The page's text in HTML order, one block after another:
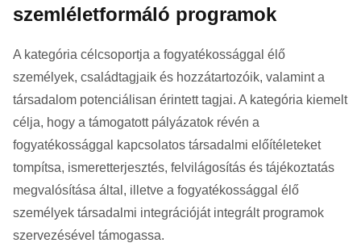
szemléletformáló programok
A kategória célcsoportja a fogyatékossággal élő
személyek, családtagjaik és hozzátartozóik, valamint a
társadalom potenciálisan érintett tagjai. A kategória kiemelt
célja, hogy a támogatott pályázatok révén a
fogyatékossággal kapcsolatos társadalmi előítéleteket
tompítsa, ismeretterjesztés, felvilágosítás és tájékoztatás
megvalósítása által, illetve a fogyatékossággal élő
személyek társadalmi integrációját integrált programok
szervezésével támogassa.